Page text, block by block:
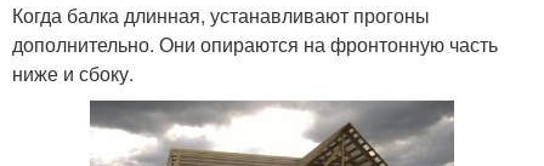
Когда балка длинная, устанавливают прогоны
дополнительно. Они опираются на фронтонную часть
ниже и сбоку.